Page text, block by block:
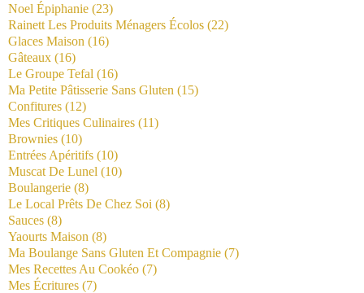
Noel Épiphanie (23)
Rainett Les Produits Ménagers Écolos (22)
Glaces Maison (16)
Gâteaux (16)
Le Groupe Tefal (16)
Ma Petite Pâtisserie Sans Gluten (15)
Confitures (12)
Mes Critiques Culinaires (11)
Brownies (10)
Entrées Apéritifs (10)
Muscat De Lunel (10)
Boulangerie (8)
Le Local Prêts De Chez Soi (8)
Sauces (8)
Yaourts Maison (8)
Ma Boulange Sans Gluten Et Compagnie (7)
Mes Recettes Au Cookéo (7)
Mes Écritures (7)